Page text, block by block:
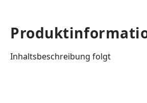
Inhaltsbeschreibung folgt